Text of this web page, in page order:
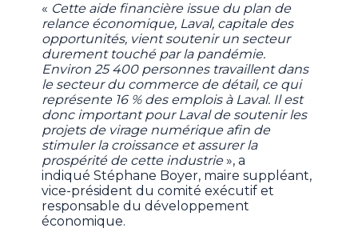
« Cette aide financière issue du plan de
relance économique, Laval, capitale des
opportunités, vient soutenir un secteur
durement touché par la pandémie.
Environ 25 400 personnes travaillent dans
le secteur du commerce de détail, ce qui
représente 16 % des emplois à Laval. Il est
donc important pour Laval de soutenir les
projets de virage numérique afin de
stimuler la croissance et assurer la
prospérité de cette industrie», a
indiqué Stéphane Boyer, maire suppléant,
vice-président du comité exécutif et
responsable du développement
économique.